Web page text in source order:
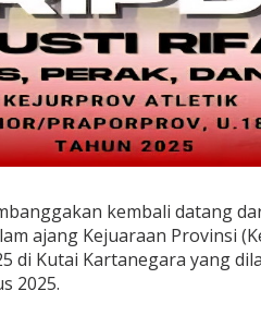
kembali datang
ajang Kejuaraan Provinsi
di Kutai Kartanegara yang
2025.
Di